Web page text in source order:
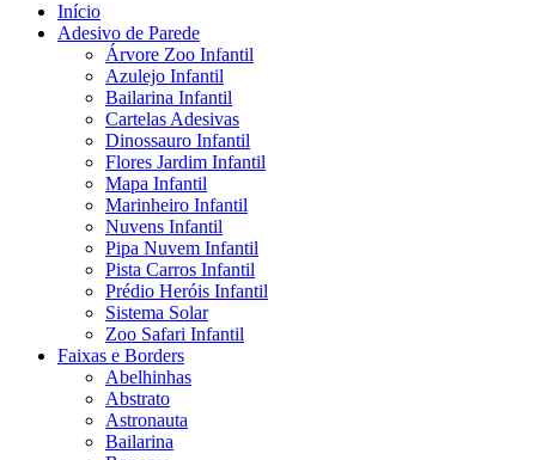
Início
Adesivo de Parede
Árvore Zoo Infantil
Azulejo Infantil
Bailarina Infantil
Cartelas Adesivas
Dinossauro Infantil
Flores Jardim Infantil
Mapa Infantil
Marinheiro Infantil
Nuvens Infantil
Pipa Nuvem Infantil
Pista Carros Infantil
Prédio Heróis Infantil
Sistema Solar
Zoo Safari Infantil
Faixas e Borders
Abelhinhas
Abstrato
Astronauta
Bailarina